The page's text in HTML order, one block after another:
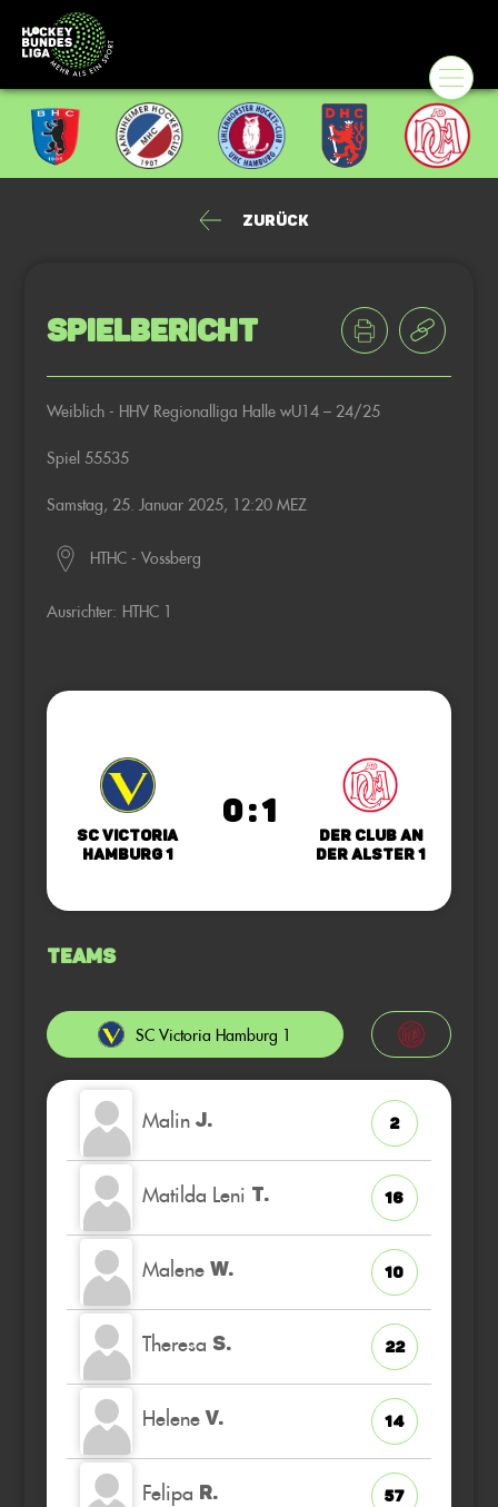
Zurück
Spielbericht
Weiblich - HHV Regionalliga Halle wU14 – 24/25
Spiel 55535
Samstag, 25. Januar 2025, 12:20 MEZ
HTHC - Vossberg
Ausrichter: HTHC 1
SC Victoria
Hamburg 1
0 : 1
Der Club an
der Alster 1
Teams
SC Victoria Hamburg 1
Malin J. 2
Matilda Leni T. 16
Malene W. 10
Theresa S. 22
Helene V. 14
Felipa R. 57